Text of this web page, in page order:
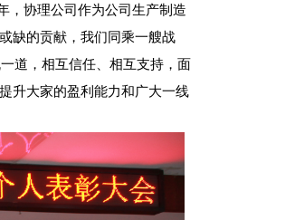
，协理公司作为公司生产制造
缺的贡献，我们同乘一艘战
道，相互信任、相互支持，面
升大家的盈利能力和广大一线